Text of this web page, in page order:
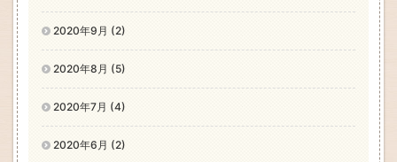
2020年9月 (2)
2020年8月 (5)
2020年7月 (4)
2020年6月 (2)